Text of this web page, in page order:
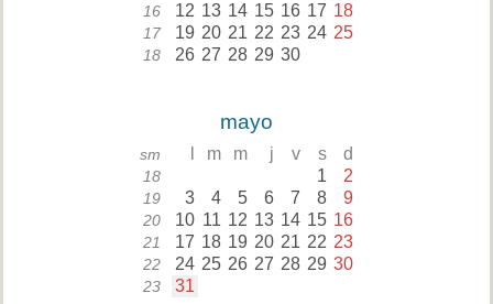
16 12 13 14 15 16 17 18
17 19 20 21 22 23 24 25
18 26 27 28 29 30
mayo
sm m m j v s d
18 1 2
19 3 4 5 6 7 8 9
20 10 11 12 13 14 15 16
21 17 18 19 20 21 22 23
22 24 25 26 27 28 29 30
23 31